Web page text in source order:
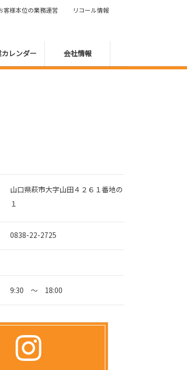
レンダー 会社情報
客様本位の業務運営 リコール情報
山口県萩市大字山田４２６１番地の
１
0838-22-2725
9:30 ～ 18:00